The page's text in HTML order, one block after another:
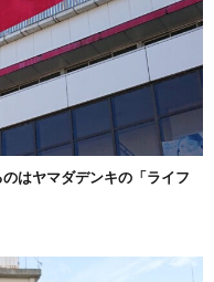
はヤマダデンキの「ライフ